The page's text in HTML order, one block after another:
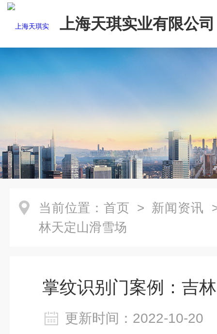
上海天琪实业有限公司
当前位置： 首页 > 新闻资讯
林天定山滑雪场
掌纹识别门案例：吉
更新时间：2022-10-